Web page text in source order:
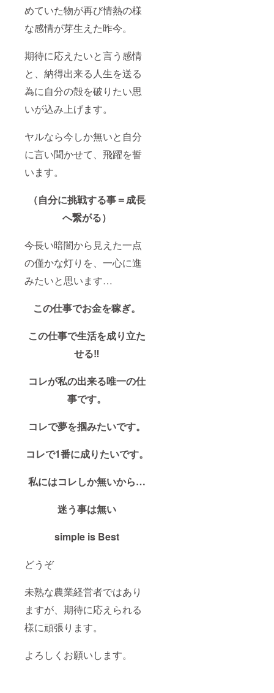
めていた物が再び情熱の様
な感情が芽生えた昨今。
期待に応えたいと言う感情
と、納得出来る人生を送る
為に自分の殻を破りたい思
いが込み上げます。
ヤルなら今しか無いと自分
に言い聞かせて、飛躍を誓
います。
（自分に挑戦する事＝成長
へ繋がる）
今長い暗闇から見えた一点
の僅かな灯りを、一心に進
みたいと思います…
この仕事でお金を稼ぎ。
この仕事で生活を成り立た
せる‼
コレが私の出来る唯一の仕
事です。
コレで夢を掴みたいです。
コレで1番に成りたいです。
私にはコレしか無いから…
迷う事は無い
simple is Best
どうぞ
未熟な農業経営者ではあり
ますが、期待に応えられる
様に頑張ります。
よろしくお願いします。